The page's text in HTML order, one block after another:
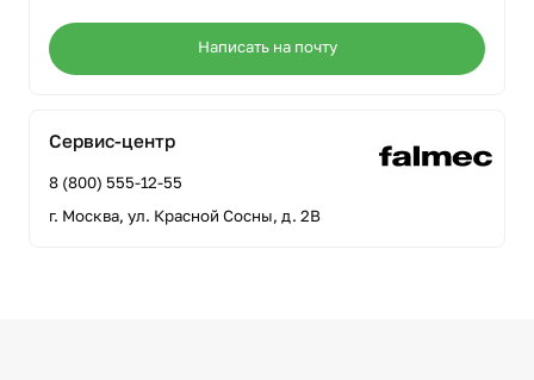
Написать на почту
Сервис-центр
8 (800) 555-12-55
г. Москва, ул. Красной Сосны, д. 2В